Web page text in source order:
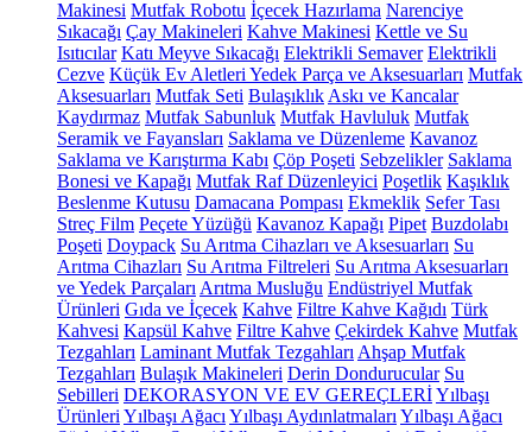
Makinesi Mutfak Robotu İçecek Hazırlama Narenciye
Sıkacağı Çay Makineleri Kahve Makinesi Kettle ve Su
Isıtıcılar Katı Meyve Sıkacağı Elektrikli Semaver Elektrikli
Cezve Küçük Ev Aletleri Yedek Parça ve Aksesuarları Mutfak
Aksesuarları Mutfak Seti Bulaşıklık Askı ve Kancalar
Kaydırmaz Mutfak Sabunluk Mutfak Havluluk Mutfak
Seramik ve Fayansları Saklama ve Düzenleme Kavanoz
Saklama ve Karıştırma Kabı Çöp Poşeti Sebzelikler Saklama
Bonesi ve Kapağı Mutfak Raf Düzenleyici Poşetlik Kaşıklık
Beslenme Kutusu Damacana Pompası Ekmeklik Sefer Tası
Streç Film Peçete Yüzüğü Kavanoz Kapağı Pipet Buzdolabı
Poşeti Doypack Su Arıtma Cihazları ve Aksesuarları Su
Arıtma Cihazları Su Arıtma Filtreleri Su Arıtma Aksesuarları
ve Yedek Parçaları Arıtma Musluğu Endüstriyel Mutfak
Ürünleri Gıda ve İçecek Kahve Filtre Kahve Kağıdı Türk
Kahvesi Kapsül Kahve Filtre Kahve Çekirdek Kahve Mutfak
Tezgahları Laminant Mutfak Tezgahları Ahşap Mutfak
Tezgahları Bulaşık Makineleri Derin Dondurucular Su
Sebilleri DEKORASYON VE EV GEREÇLERİYılbaşı
Ürünleri Yılbaşı Ağacı Yılbaşı Aydınlatmaları Yılbaşı Ağacı